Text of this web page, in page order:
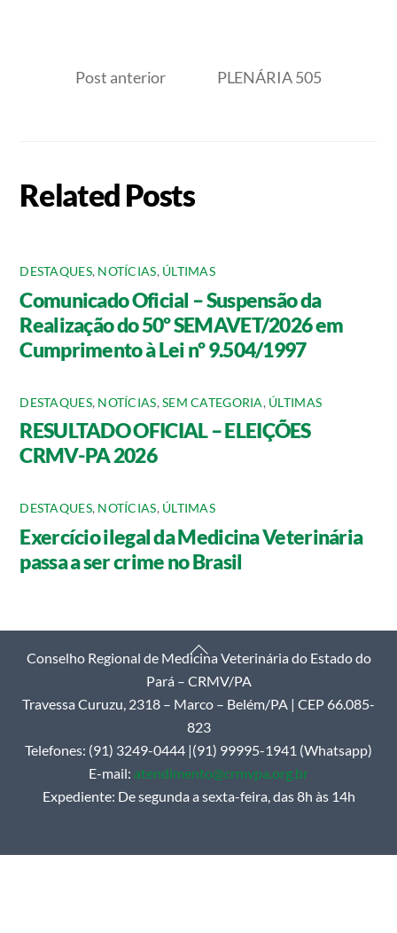
Post anterior PLENÁRIA 505
Related Posts
DESTAQUES, NOTÍCIAS, ÚLTIMAS
Comunicado Oficial – Suspensão da
Realização do 50º SEMAVET/2026 em
Cumprimento à Lei nº 9.504/1997
DESTAQUES, NOTÍCIAS,SEM CATEGORIA, ÚLTIMAS
RESULTADO OFICIAL – ELEIÇÕES
CRMV-PA 2026
DESTAQUES, NOTÍCIAS, ÚLTIMAS
Exercício ilegal da Medicina Veterinária
passa a ser crime no Brasil
Back
To
Top
Conselho Regional de Medicina Veterinária do Estado do
Pará – CRMV/PA
Travessa Curuzu, 2318 – Marco – Belém/PA | CEP 66.085-
823
Telefones: (91) 3249-0444 |(91) 99995-1941 (Whatsapp)
E-mail: atendimento@crmvpa.org.br
Expediente: De segunda a sexta-feira, das 8h às 14h